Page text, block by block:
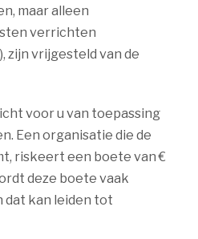
maar alleen
verrichten
zijn vrijgesteld van de
voor u van toepassing
Een organisatie die de
riskeert een boete van €
deze boete vaak
dat kan leiden tot